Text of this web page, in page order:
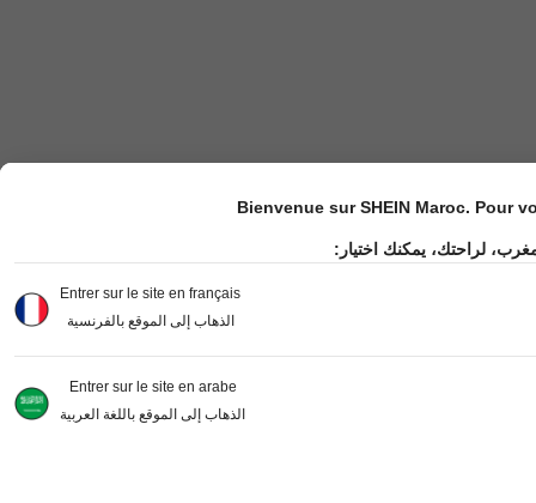
Bienvenue sur SHEIN Maroc. Pour
لراحتك، يمكنك اختيار:
Entrer sur le site en français
الذهاب إلى الموقع بالفرنسية
Entrer sur le site en arabe
الذهاب إلى الموقع باللغة العربية